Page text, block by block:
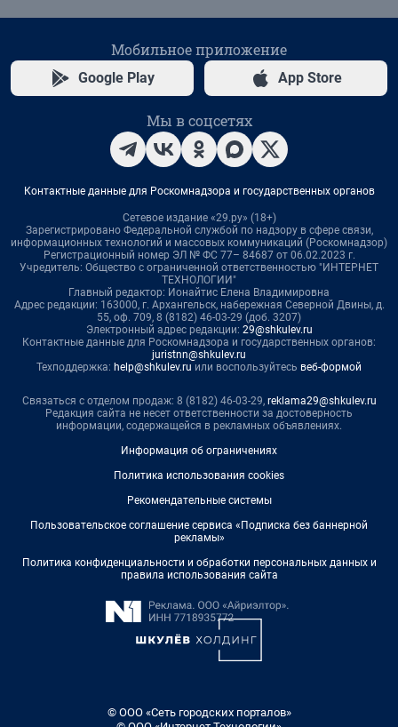
Мобильное приложение
Google Play App Store
Мы в соцсетях
Контактные данные для Роскомнадзора и государственных органов
Сетевое издание «29.ру» (18+)
Зарегистрировано Федеральной службой по надзору в сфере связи,
информационных технологий и массовых коммуникаций (Роскомнадзор)
Регистрационный номер ЭЛ № ФС 77– 84687 от 06.02.2023 г.
Учредитель: Общество с ограниченной ответственностью "ИНТЕРНЕТ
ТЕХНОЛОГИИ"
Главный редактор: Ионайтис Елена Владимировна
Адрес редакции: 163000, г. Архангельск, набережная Северной Двины, д.
55, оф. 709, 8 (8182) 46-03-29 (доб. 3207)
Электронный адрес редакции: 29@shkulev.ru
Контактные данные для Роскомнадзора и государственных органов:
juristnn@shkulev.ru
Техподдержка: help@shkulev.ru или воспользуйтесь веб-формой
Связаться с отделом продаж: 8 (8182) 46-03-29, reklama29@shkulev.ru
Редакция сайта не несет ответственности за достоверность
информации, содержащейся в рекламных объявлениях.
Информация об ограничениях
Политика использования cookies
Рекомендательные системы
Пользовательское соглашение сервиса «Подписка без баннерной
рекламы»
Политика конфиденциальности и обработки персональных данных и
правила использования сайта
© ООО «Сеть городских порталов»